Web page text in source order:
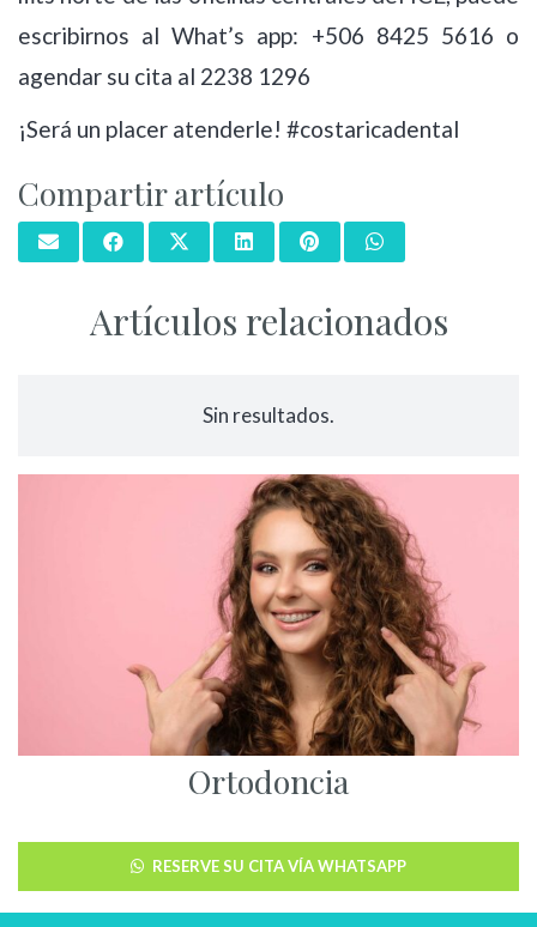
escribirnos al What’s app: +506 8425 5616 o
agendar su cita al 2238 1296
¡Será un placer atenderle! #costaricadental
Compartir artículo
Artículos relacionados
Sin resultados.
Ortodoncia
RESERVE SU CITA VÍA WHATSAPP